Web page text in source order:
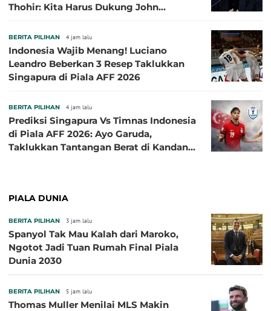
Thohir: Kita Harus Dukung John
BERITA PILIHAN 4 jam lalu
Indonesia Wajib Menang! Luciano
Leandro Beberkan 3 Resep Taklukkan
Singapura di Piala AFF 2026
BERITA PILIHAN 4 jam lalu
Prediksi Singapura Vs Timnas Indonesia
di Piala AFF 2026: Ayo Garuda,
Taklukkan Tantangan Berat di Kandang
PIALA DUNIA
BERITA PILIHAN 3 jam lalu
Spanyol Tak Mau Kalah dari Maroko,
Ngotot Jadi Tuan Rumah Final Piala
Dunia 2030
BERITA PILIHAN 5 jam lalu
Thomas Muller Menilai MLS Makin